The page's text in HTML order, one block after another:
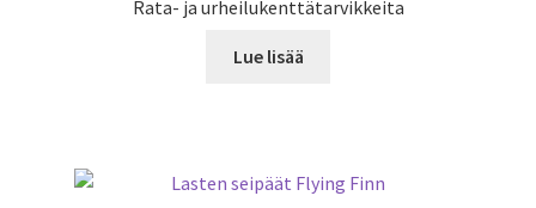
Rata- ja urheilukenttätarvikkeita
Lue lisää